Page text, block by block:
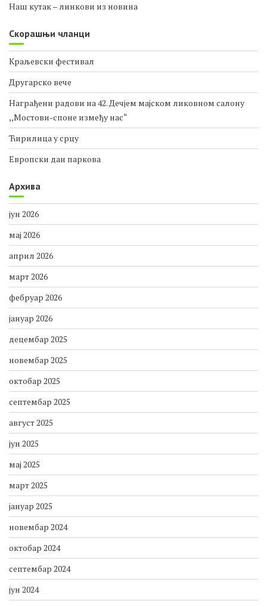
Наш кутак – линкови из новина
Скорашњи чланци
Краљевски фестивал
Другарско вече
Награђени радови на 42. Дечјем мајском ликовном салону
,,Мостови-споне између нас“
Ћирилица у срцу
Европски дан паркова
Архива
јун 2026
мај 2026
април 2026
март 2026
фебруар 2026
јануар 2026
децембар 2025
новембар 2025
октобар 2025
септембар 2025
август 2025
јун 2025
мај 2025
март 2025
јануар 2025
новембар 2024
октобар 2024
септембар 2024
јун 2024